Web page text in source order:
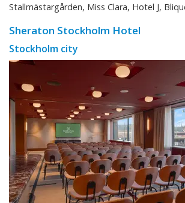
Stallmästargården, Miss Clara, Hotel J,
Sheraton Stockholm Hotel
Stockholm city